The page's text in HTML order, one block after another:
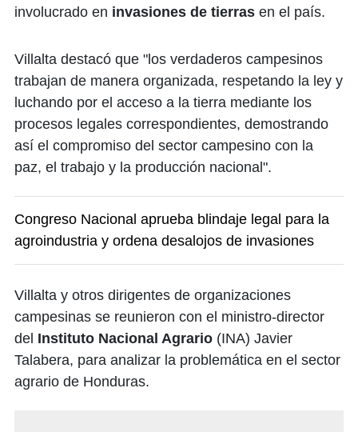
involucrado en invasiones de tierras en el país.
Villalta destacó que "los verdaderos campesinos
trabajan de manera organizada, respetando la ley y
luchando por el acceso a la tierra mediante los
procesos legales correspondientes, demostrando
así el compromiso del sector campesino con la
paz, el trabajo y la producción nacional".
Congreso Nacional aprueba blindaje legal para la
agroindustria y ordena desalojos de invasiones
Villalta y otros dirigentes de organizaciones
campesinas se reunieron con el ministro-director
del Instituto Nacional Agrario (INA) Javier
Talabera, para analizar la problemática en el sector
agrario de Honduras.